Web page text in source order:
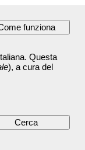
Questa
), a cura del